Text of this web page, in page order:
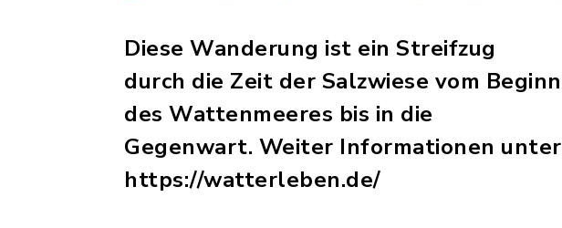
Diese Wanderung ist ein Streifzug
durch die Zeit der Salzwiese vom Beginn
des Wattenmeeres bis in die
Gegenwart. Weiter Informationen unter
https://watterleben.de/